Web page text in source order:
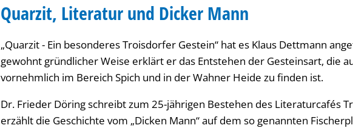
Quarzit, Literatur und Dicker Mann
„Quarzit - Ein besonderes Troisdorfer Gestein“ hat es Klaus Dettmann
gewohnt gründlicher Weise erklärt er das Entstehen der Gesteinsart, die
vornehmlich im Bereich Spich und in der Wahner Heide zu finden ist.
Dr. Frieder Döring schreibt zum 25-jährigen Bestehen des Literaturcafés
erzählt die Geschichte vom „Dicken Mann“ auf dem so genannten